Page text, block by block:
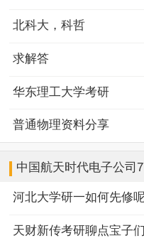
北科大，科哲
求解答
华东理工大学考研
普通物理资料分享
中国航天时代电子公司
河北大学研一如何先修